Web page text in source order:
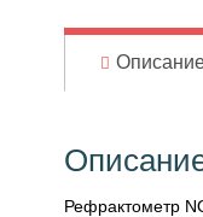
Рефрактометр